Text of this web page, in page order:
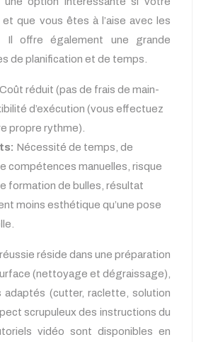
que vous êtes à l’aise avec les
Il offre également une grande
de planification et de temps.
Coût réduit (pas de frais de main-
d’exécution (vous effectuez
propre rythme).
Nécessité de temps, de
compétences manuelles, risque
formation de bulles, résultat
moins esthétique qu’une pose
réside dans une préparation
(nettoyage et dégraissage),
adaptés (cutter, raclette, solution
scrupuleux des instructions du
vidéo sont disponibles en